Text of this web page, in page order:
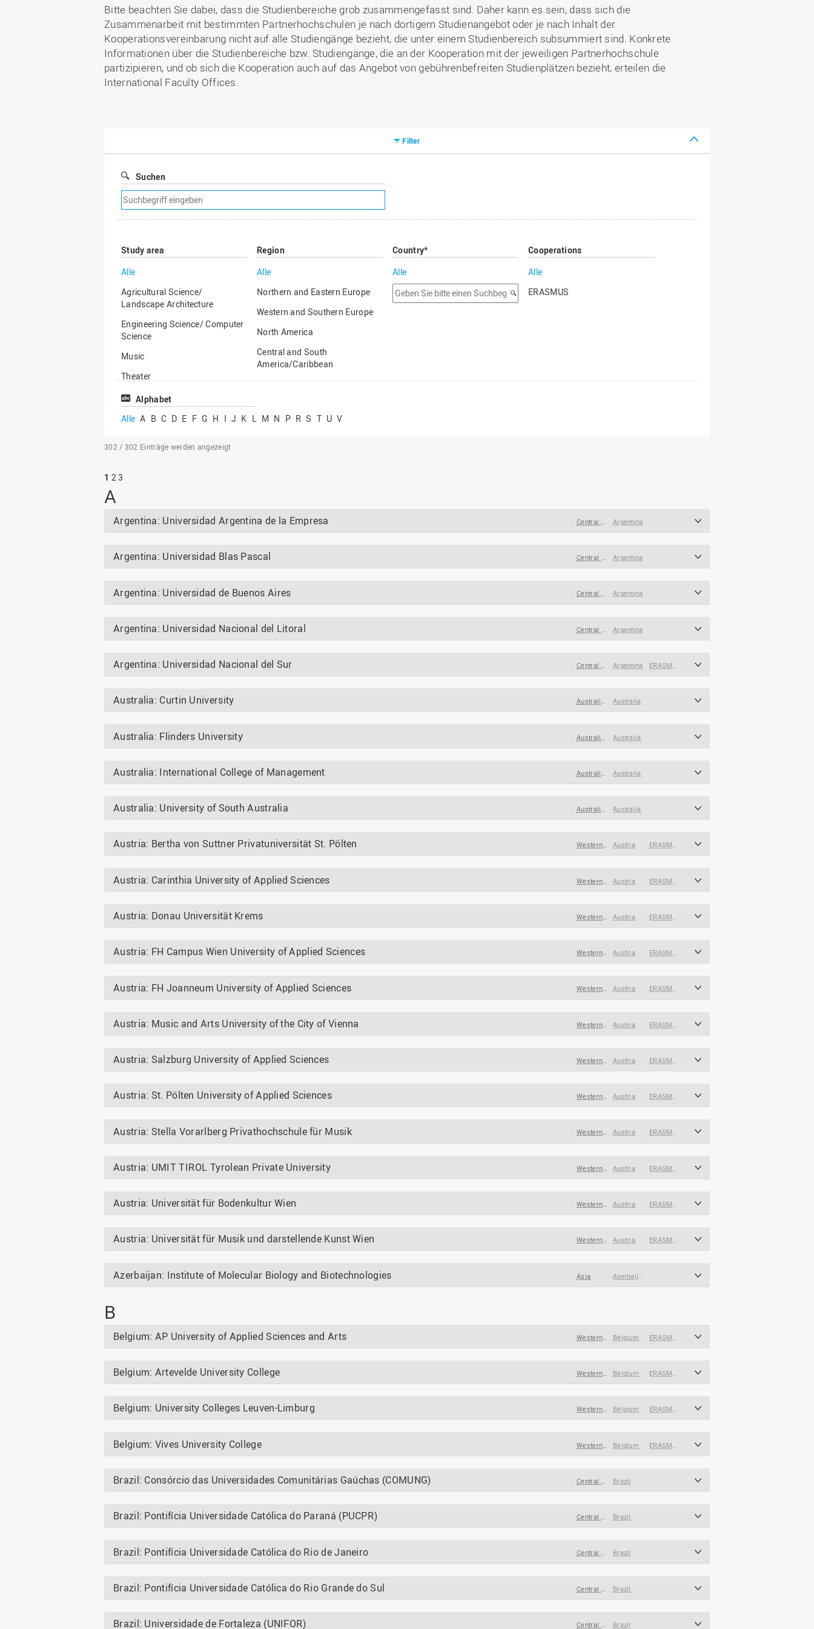
Bitte beachten Sie dabei, dass die Studienbereiche grob zusammengefasst sind. Daher kann es sein, dass sich die
Zusammenarbeit mit bestimmten Partnerhochschulen je nach dortigem Studienangebot oder je nach Inhalt der
Kooperationsvereinbarung nicht auf alle Studiengänge bezieht, die unter einem Studienbereich subsummiert sind. Konkrete
Informationen über die Studienbereiche bzw. Studiengänge, die an der Kooperation mit der jeweiligen Partnerhochschule
partizipieren, und ob sich die Kooperation auch auf das Angebot von gebührenbefreiten Studienplätzen bezieht, erteilen die
International Faculty Offices.
Filter
Suchen
Suchfilter
entfernen
Study area
Alle
Agricultural Science/
Landscape Architecture
Engineering Science/ Computer
Science
Music
Theater
Law, Business Management
and Social Sciences/ Health
Sciences
Region
Alle
Northern and Eastern Europe
Western and Southern Europe
North America
Central and South
America/Caribbean
Africa
Australia/New Zealand
Country*
Alle
Option
suchen
Cooperations
Alle
ERASMUS
Alphabet
Alle A B C D E F G H I J K L M N P R S T U V
302 / 302 Einträge werden angezeigt
Vorherige
Seite
1 23
A
Argentina: Universidad Argentina de la Empresa Argentina
Argentina: Universidad Blas Pascal Central and South America/Caribbean Argentina
Argentina: Universidad de Buenos Aires Central and South America/Caribbean Argentina
Argentina: Universidad Nacional del Litoral Argentina
Argentina: Universidad Nacional del Sur Central and South America/Caribbean Argentina ERASMUS
Australia: Curtin University Australia/New Zealand Australia
Australia: Flinders University Australia
Australia: International College of Management Australia
Australia: University of South Australia Australia/New Zealand Australia
Austria: Bertha von Suttner Privatuniversität St. Pölten Western and Southern Europe Austria ERASMUS
Austria: Carinthia University of Applied Sciences Austria
Austria: Donau Universität Krems Austria
Austria: FH Campus Wien University of Applied Sciences Western and Southern Europe Austria ERASMUS
Austria: FH Joanneum University of Applied Sciences Western and Southern Europe Austria ERASMUS
Austria: Music and Arts University of the City of Vienna Austria
Austria: Salzburg University of Applied Sciences Austria
Austria: St. Pölten University of Applied Sciences Western and Southern Europe Austria ERASMUS
Austria: Stella Vorarlberg Privathochschule für Musik Western and Southern Europe Austria ERASMUS
Austria: UMIT TIROL Tyrolean Private University Austria
Austria: Universität für Bodenkultur Wien Western and Southern Europe Austria ERASMUS
Austria: Universität für Musik und darstellende Kunst Wien Western and Southern Europe Austria ERASMUS
Azerbaijan: Institute of Molecular Biology and Biotechnologies Asia
B
Belgium: AP University of Applied Sciences and Arts Belgium
Belgium: Artevelde University College Western and Southern Europe Belgium ERASMUS
Belgium: University Colleges Leuven-Limburg Western and Southern Europe Belgium ERASMUS
Belgium: Vives University College Belgium
Brazil: Consórcio das Universidades Comunitárias Gaúchas (COMUNG) Brazil
Brazil: Pontifícia Universidade Católica do Paraná (PUCPR) Central and South America/Caribbean Brazil
Brazil: Pontifícia Universidade Católica do Rio de Janeiro Central and South America/Caribbean Brazil
Brazil: Pontifícia Universidade Católica do Rio Grande do Sul Brazil
Brazil: Universidade de Fortaleza (UNIFOR) Brazil